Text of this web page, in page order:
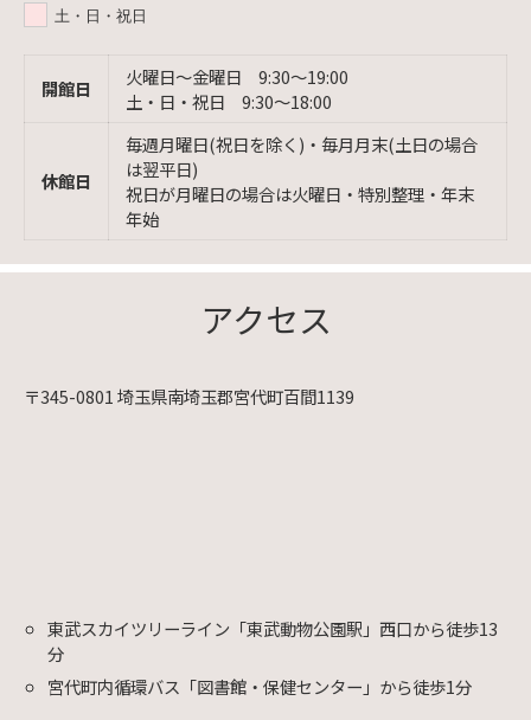
土・日・祝日
開館日
火曜日〜金曜日 9:30〜19:00
土・日・祝日 9:30〜18:00
休館日
毎週月曜日(祝日を除く)・毎月月末(土日の場合
は翌平日)
祝日が月曜日の場合は火曜日・特別整理・年末
年始
アクセス
〒345-0801 埼玉県南埼玉郡宮代町百間1139
東武スカイツリーライン「東武動物公園駅」西口から徒歩13
分
宮代町内循環バス「図書館・保健センター」から徒歩1分